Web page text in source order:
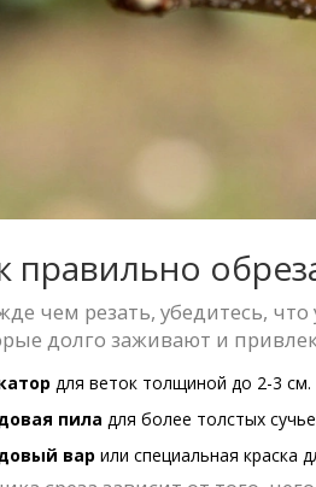
правильно
чем резать, убедитесь,
долго заживают и
для веток толщиной до 2-3 см.
пила для более толстых
вар или специальная краска